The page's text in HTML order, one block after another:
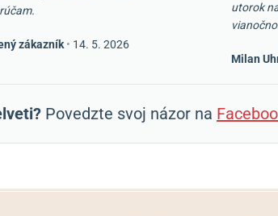
zákazník • 14. 5. 2026
utorok
Milan
Povedzte svoj názor na